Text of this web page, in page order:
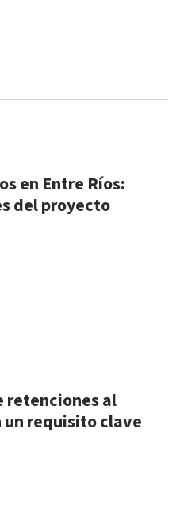
en Entre Ríos:
del proyecto
retenciones al
requisito clave